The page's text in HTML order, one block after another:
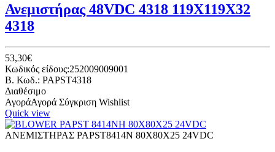
Ανεμιστήρας 48VDC 4318 119Χ119Χ32
4318
53,30€
Κωδικός είδους:252009009001
B. Κωδ.: PAPST4318
Διαθέσιμο
ΑγοράΑγορά Σύγκριση Wishlist
Quick view
ΑΝΕΜΙΣΤΗΡΑΣ PAPST8414N 80Χ80Χ25 24VDC